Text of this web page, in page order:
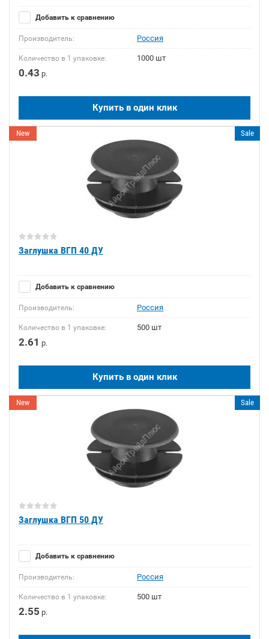
Добавить к сравнению
Производитель: Россия
Количество в 1 упаковке: 1000 шт
0.43 р.
Купить в один клик
New Sale
Заглушка ВГП 40 ДУ
Добавить к сравнению
Производитель: Россия
Количество в 1 упаковке: 500 шт
2.61 р.
Купить в один клик
New Sale
Заглушка ВГП 50 ДУ
Добавить к сравнению
Производитель: Россия
Количество в 1 упаковке: 500 шт
2.55 р.